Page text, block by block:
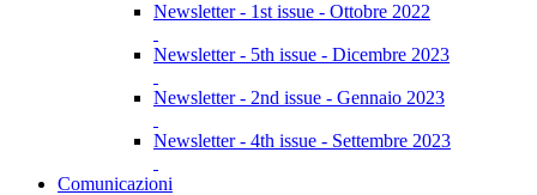
Newsletter - 1st issue - Ottobre 2022
Newsletter - 5th issue - Dicembre 2023
Newsletter - 2nd issue - Gennaio 2023
Newsletter - 4th issue - Settembre 2023
Comunicazioni